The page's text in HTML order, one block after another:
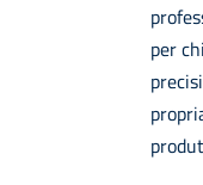
per